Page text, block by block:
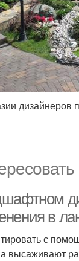
дизайнеров
в
с
высаживают